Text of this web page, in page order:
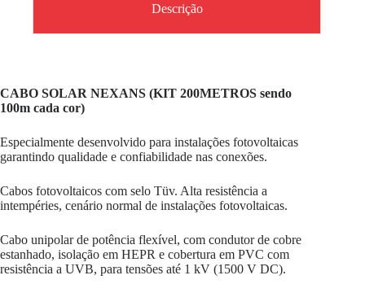
Descrição
CABO SOLAR NEXANS (KIT 200METROS sendo
100m cada cor)
Especialmente desenvolvido para instalações fotovoltaicas
garantindo qualidade e confiabilidade nas conexões.
Cabos fotovoltaicos com selo Tüv. Alta resistência a
intempéries, cenário normal de instalações fotovoltaicas.
Cabo unipolar de potência flexível, com condutor de cobre
estanhado, isolação em HEPR e cobertura em PVC com
resistência a UVB, para tensões até 1 kV (1500 V DC).